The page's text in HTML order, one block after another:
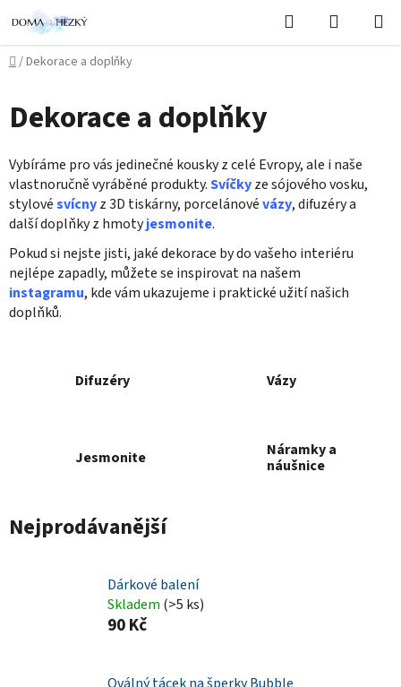
na
obsah
Hledat
KOŠÍK
Domů
/Dekorace a doplňky
Dekorace a doplňky
Vybíráme pro vás jedinečné kousky z celé Evropy, ale i naše
vlastnoručně vyráběné produkty.Svíčkyze sójového vosku,
stylovésvícnyz 3D tiskárny, porcelánovévázy, difuzéry a
další doplňky z hmotyjesmonite.
Pokud si nejste jisti, jaké dekorace by do vašeho interiéru
nejlépe zapadly, můžete se inspirovat na našem
instagramu, kde vám ukazujeme i praktické užití našich
doplňků.
Difuzéry Vázy
Jesmonite
Náramky a
náušnice
Nejprodávanější
Dárkové balení
Skladem (>5 ks)
90 Kč
Oválný tácek na šperky Bubble